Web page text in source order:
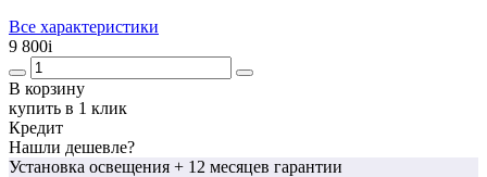
Все характеристики
9 800i
В корзину
купить в 1 клик
Кредит
Нашли дешевле?
Установка освещения + 12 месяцев гарантии